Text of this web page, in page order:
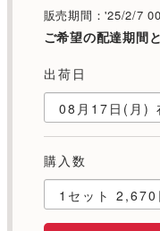
販売期間：'25/2/7
ご希望の配達期間
出荷日
購入数